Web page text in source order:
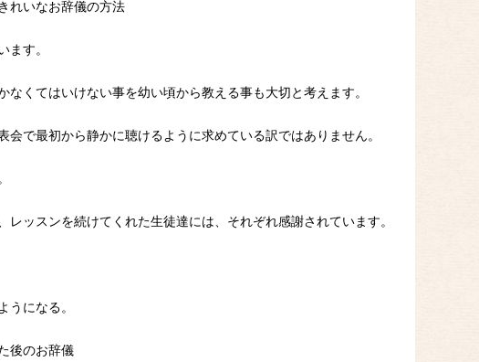
れいなお辞儀の方法
ます。
なくてはいけない事を幼い頃から教える事も大切と考えます。
会で最初から静かに聴けるように求めている訳ではありません。
レッスンを続けてくれた生徒達には、それぞれ感謝されています。
うになる。
後のお辞儀